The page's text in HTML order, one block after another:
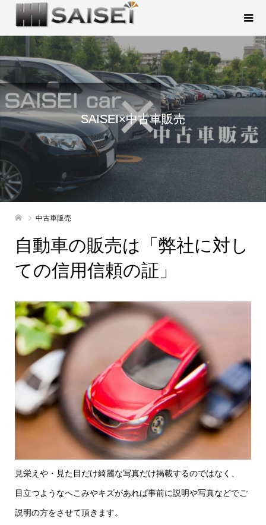
SAISEI×中古車販売
中古車販売
自動車の販売は「弊社に対し
ての信用信頼の証」
見栄えや・見た目だけ綺麗な写真だけ掲載するのではなく、
目立つようなへこみやキズがあれば事前に説明や写真などでご
説明の方をさせて頂きます。